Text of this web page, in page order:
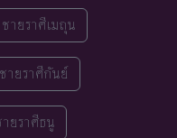
ชายราศีเมถุน
ชายราศีกันย์
ยราศีธนู